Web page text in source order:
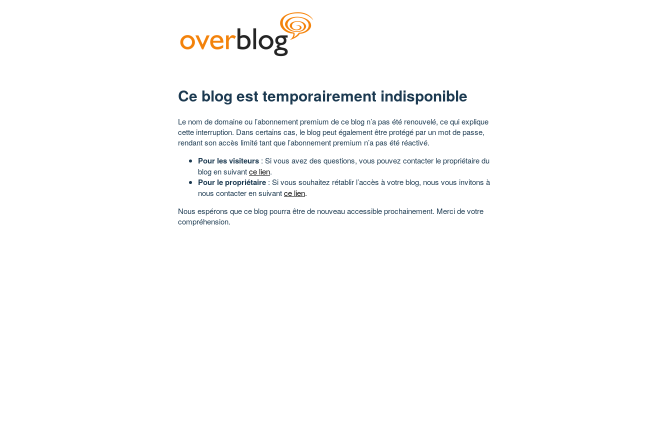
Ce blog est temporairement indisponible
Le nom de domaine ou l’abonnement premium de ce blog n’a pas été renouvelé, ce qui explique
cette interruption. Dans certains cas, le blog peut également être protégé par un mot de passe,
rendant son accès limité tant que l’abonnement premium n’a pas été réactivé.
Pour les visiteurs : Si vous avez des questions, vous pouvez contacter le propriétaire du
blog en suivantce lien.
Pour le propriétaire : Si vous souhaitez rétablir l’accès à votre blog, nous vous invitons à
nous contacter en suivantce lien.
Nous espérons que ce blog pourra être de nouveau accessible prochainement. Merci de votre
compréhension.